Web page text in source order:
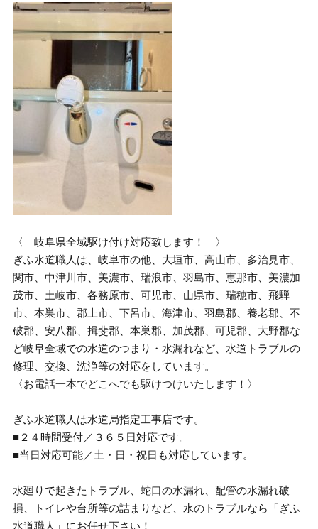
〈 岐阜県全域駆け付け対応致します！ 〉
ぎふ水道職人は、岐阜市の他、大垣市、高山市、多治見市、
関市、中津川市、美濃市、瑞浪市、羽島市、恵那市、美濃加
茂市、土岐市、各務原市、可児市、山県市、瑞穂市、飛騨
市、本巣市、郡上市、下呂市、海津市、羽島郡、養老郡、不
破郡、安八郡、揖斐郡、本巣郡、加茂郡、可児郡、大野郡な
ど岐阜全域での水道のつまり・水漏れなど、水道トラブルの
修理、交換、洗浄等の対応をしています。
〈お電話一本でどこへでも駆けつけいたします！〉
ぎふ水道職人は水道局指定工事店です。
■２４時間受付／３６５日対応です。
■当日対応可能／土・日・祝日も対応しています。
水廻りで起きたトラブル、蛇口の水漏れ、配管の水漏れ破
損、トイレや台所等の詰まりなど、水のトラブルなら「ぎふ
水道職人」にお任せ下さい！